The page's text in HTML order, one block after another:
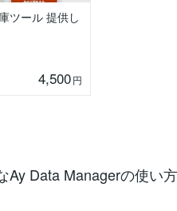
ツール 提供し
4,500円
Data Managerの使い